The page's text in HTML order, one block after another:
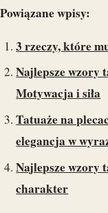
Powiązane wpisy:
3 rzeczy, które
Najlepsze wzory
Motywacja i siła
Tatuaże na
elegancja w
Najlepsze wzory
charakter